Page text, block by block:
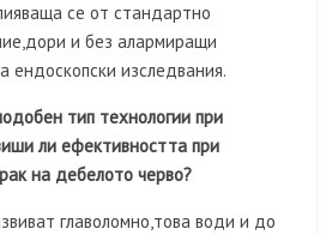
се от стандартно
и без алармиращи
ендоскопски изследвания.
тип технологии при
ли ефективността при
на дебелото черво?
главоломно,това води и до